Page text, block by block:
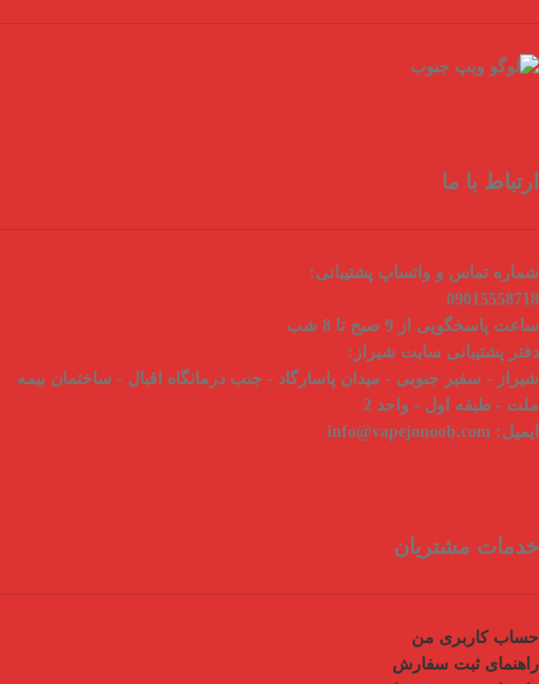
ارتباط با ما
شماره تماس و واتساپ پشتیبانی:
09015558718
ساعت پاسخگویی از 9 صبح تا 8 شب
دفتر پشتیبانی سایت شیراز:
شیراز - سفیر جنوبی - میدان پاسارگاد - جنب درمانگاه اقبال - ساختمان بیمه
ملت - طبقه اول - واحد 2
ایمیل:
خدمات مشتریان
حساب کاربری من
راهنمای ثبت سفارش